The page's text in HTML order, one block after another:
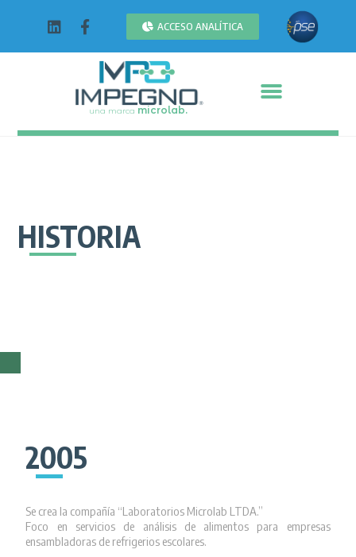
ACCESO ANALÍTICA
una marca microlab.
HISTORIA
2005
Se crea la compañía “Laboratorios Microlab LTDA.”
Foco en servicios de análisis de alimentos para empresas
ensambladoras de refrigerios escolares.